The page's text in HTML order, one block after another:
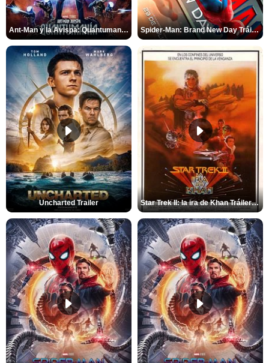
Ant-Man y la Avispa: Quantumanía Tráiler (2) Spider-Man: Brand New Day Tráiler (3)
Uncharted Trailer Star Trek II: la ira de Khan Tráiler VO